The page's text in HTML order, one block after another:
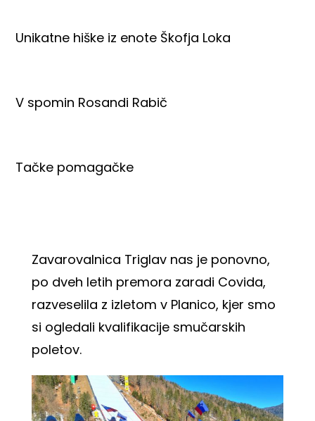
Unikatne hiške iz enote Škofja Loka
V spomin Rosandi Rabič
Tačke pomagačke
Zavarovalnica Triglavnas je ponovno,
po dveh letih premora zaradi Covida,
razveselila z izletom v Planico, kjer smo
si ogledali kvalifikacije smučarskih
poletov.